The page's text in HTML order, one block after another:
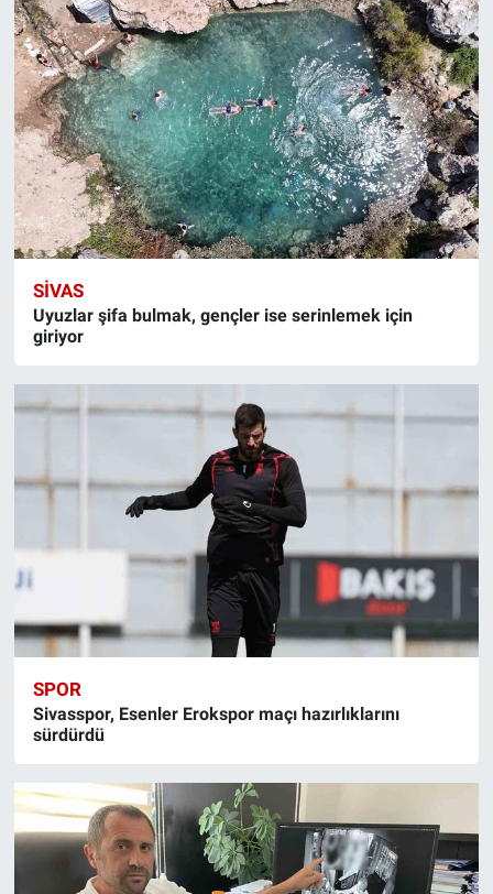
SIVAS
Uyuzlar şifa bulmak, gençler ise serinlemek için
giriyor
SPOR
Sivasspor, Esenler Erokspor maçı hazırlıklarını
sürdürdü